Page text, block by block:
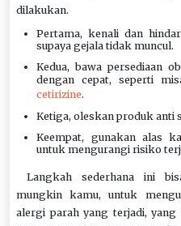
dilakukan.
Pertama, kenali dan
supaya gejala tidak muncul.
Kedua, bawa persediaan
dengan cepat, seperti
cetirizine.
Ketiga, oleskan produk anti
Keempat, gunakan alas
untuk mengurangi risiko
Langkah sederhana ini
mungkin kamu, untuk
alergi parah yang terjadi, yang